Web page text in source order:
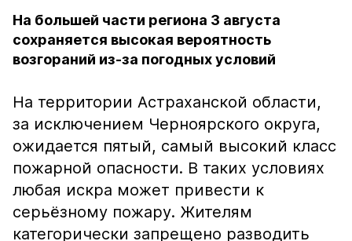
На большей части региона 3 августа
сохраняется высокая вероятность
возгораний из-за погодных условий
На территории Астраханской области,
за исключением Черноярского округа,
ожидается пятый, самый высокий класс
пожарной опасности. В таких условиях
любая искра может привести к
серьёзному пожару. Жителям
категорически запрещено разводить